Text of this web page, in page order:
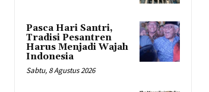
Pasca Hari Santri,
Tradisi Pesantren
Harus Menjadi Wajah
Indonesia
Sabtu, 8 Agustus 2026